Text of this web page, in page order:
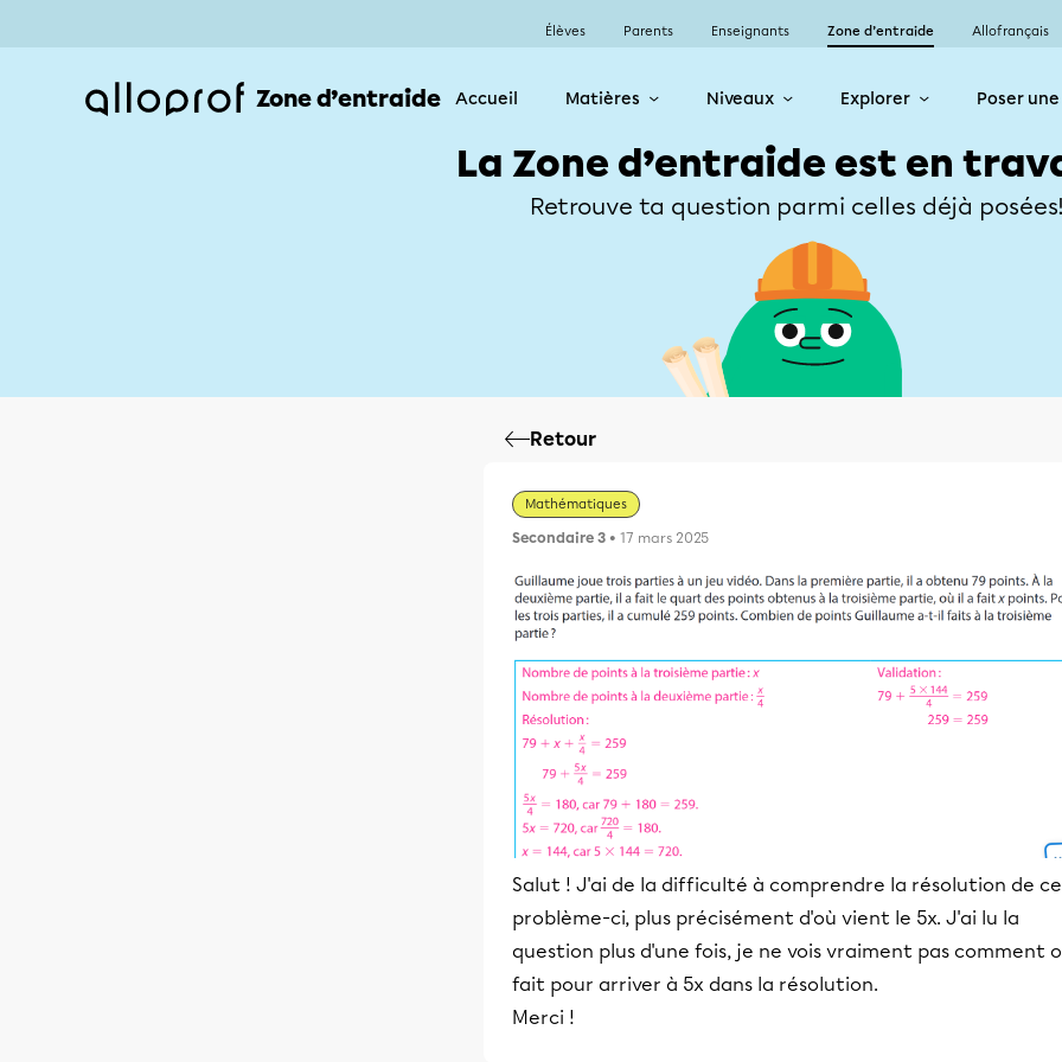
Élèves Parents Enseignants Zone d’entraide Allofrançais
Zone d’entraide Accueil Matières Niveaux Explorer Poser
La Zone d’entraide est en
Retrouve ta question parmi celles déjà
Retour
Mathématiques
Secondaire 3 • 17 mars 2025
Salut ! J'ai de la difficulté à comprendre la résolution de ce
problème-ci, plus précisément d'où vient le 5x. J'ai lu la
question plus d'une fois, je ne vois vraiment pas comment
fait pour arriver à 5x dans la résolution.
Merci !